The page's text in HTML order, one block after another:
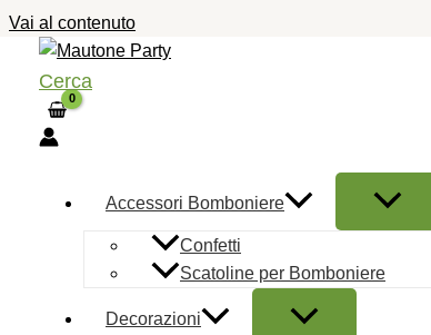
Vai al contenuto
Cerca
Accessori Bomboniere
Confetti
Scatoline per Bomboniere
Decorazioni
CONICHE ORO
6 CANDELE
CONICHE ORO